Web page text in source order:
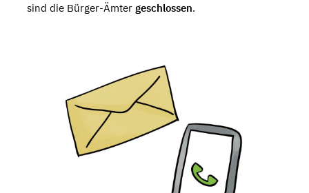
sind die Bürger-Ämter geschlossen.